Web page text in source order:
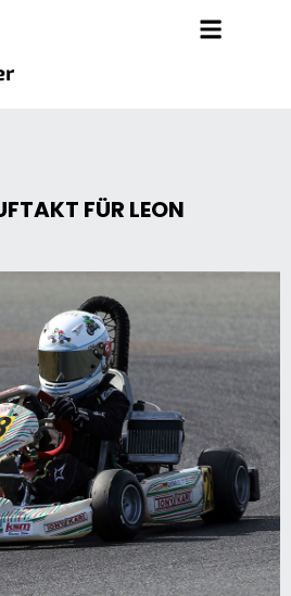
FÜR LEON